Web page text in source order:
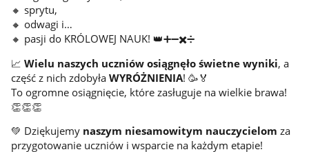
🔸 sprytu,
🔸 odwagi i…
🔸 pasji do KRÓLOWEJ NAUK! 👑➕➖✖️➗
📈 Wielu naszych uczniów osiągnęło świetne wyniki, a
część z nich zdobyła WYRÓŻNIENIA! 🥳🏅
To ogromne osiągnięcie, które zasługuje na wielkie brawa!
👏👏👏
💚 Dziękujemy naszym niesamowitym nauczycielom za
przygotowanie uczniów i wsparcie na każdym etapie!